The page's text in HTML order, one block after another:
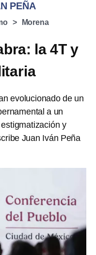
PEÑA
Morena
la 4T y
evolucionado de un
a un
y
Juan Iván Peña